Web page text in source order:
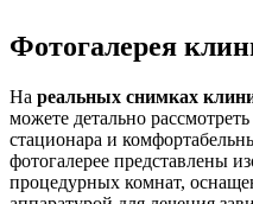
Фотогалерея
На реальных снимках
можете детально
стационара и
фотогалерее представлены
процедурных комнат,